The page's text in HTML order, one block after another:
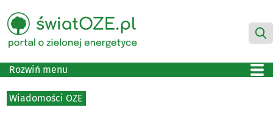
Rozwiń menu
Wiadomości OZE